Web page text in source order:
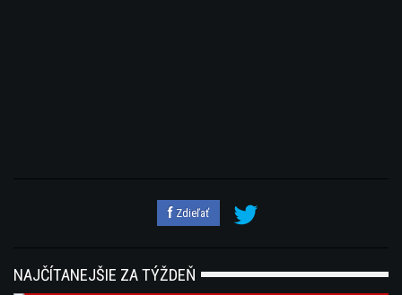
Zdieľať
NAJČÍTANEJŠIE ZA TÝŽDEŇ